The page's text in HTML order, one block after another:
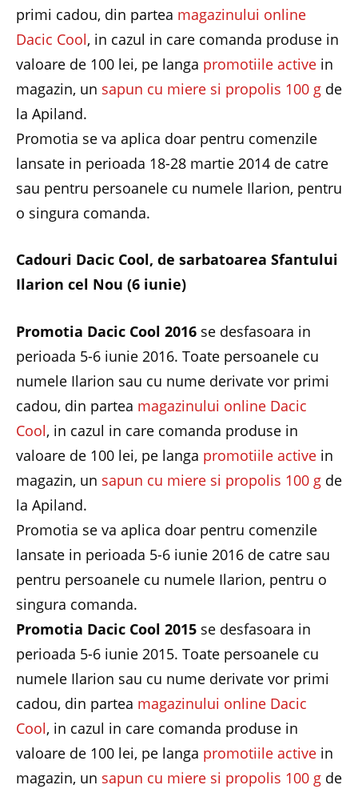
primi cadou, din partea magazinului online
Dacic Cool, in cazul in care comanda produse in
valoare de 100 lei, pe langa promotiile active in
magazin, un sapun cu miere si propolis 100 g de
la Apiland.
Promotia se va aplica doar pentru comenzile
lansate in perioada 18-28 martie 2014 de catre
sau pentru persoanele cu numele Ilarion, pentru
o singura comanda.
Cadouri Dacic Cool, de sarbatoarea Sfantului
Ilarion cel Nou (6 iunie)
Promotia Dacic Cool 2016 se desfasoara in
perioada 5-6 iunie 2016. Toate persoanele cu
numele Ilarion sau cu nume derivate vor primi
cadou, din partea magazinului online Dacic
Cool, in cazul in care comanda produse in
valoare de 100 lei, pe langa promotiile active in
magazin, un sapun cu miere si propolis 100 g de
la Apiland.
Promotia se va aplica doar pentru comenzile
lansate in perioada 5-6 iunie 2016 de catre sau
pentru persoanele cu numele Ilarion, pentru o
singura comanda.
Promotia Dacic Cool 2015 se desfasoara in
perioada 5-6 iunie 2015. Toate persoanele cu
numele Ilarion sau cu nume derivate vor primi
cadou, din partea magazinului online Dacic
Cool, in cazul in care comanda produse in
valoare de 100 lei, pe langa promotiile active in
magazin, un sapun cu miere si propolis 100 g de